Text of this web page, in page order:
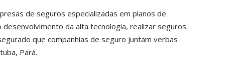
de seguros especializadas em planos de
da alta tecnologia, realizar seguros
que companhias de seguro juntam verbas
Pará.